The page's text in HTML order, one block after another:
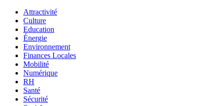
Attractivité
Culture
Education
Énergie
Environnement
Finances Locales
Mobilité
Numérique
RH
Santé
Sécurité